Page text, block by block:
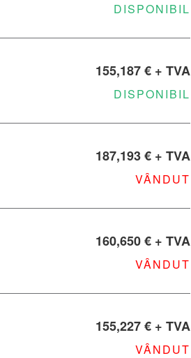
DISPONIBIL
155,187 € + TVA
DISPONIBIL
187,193 € + TVA
VÂNDUT
160,650 € + TVA
VÂNDUT
155,227 € + TVA
VÂNDUT